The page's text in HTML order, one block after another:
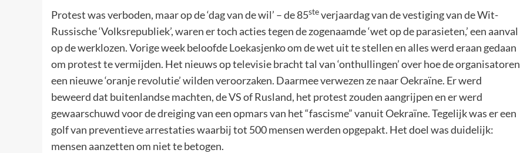
Protest was verboden, maar op de ‘dag van de wil’ – de 85steverjaardag van de vestiging van de Wit-
Russische ‘Volksrepubliek’, waren er toch acties tegen de zogenaamde ‘wet op de parasieten,’ een aanval
op de werklozen. Vorige week beloofde Loekasjenko om de wet uit te stellen en alles werd eraan gedaan
om protest te vermijden. Het nieuws op televisie bracht tal van ‘onthullingen’ over hoe de organisatoren
een nieuwe ‘oranje revolutie’ wilden veroorzaken. Daarmee verwezen ze naar Oekraïne. Er werd
beweerd dat buitenlandse machten, de VS of Rusland, het protest zouden aangrijpen en er werd
gewaarschuwd voor de dreiging van een opmars van het “fascisme” vanuit Oekraïne. Tegelijk was er een
golf van preventieve arrestaties waarbij tot 500 mensen werden opgepakt. Het doel was duidelijk:
mensen aanzetten om niet te betogen.